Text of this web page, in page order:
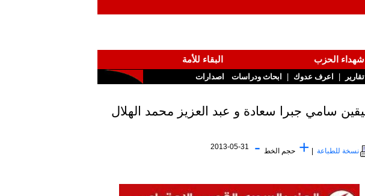
شهداء الحزب
البقاء للأمة
تقارير | اعرف عدوك | ابحاث ودراسات اصدارات
نسخة للطباعة + حجم الخط -
2013-05-31